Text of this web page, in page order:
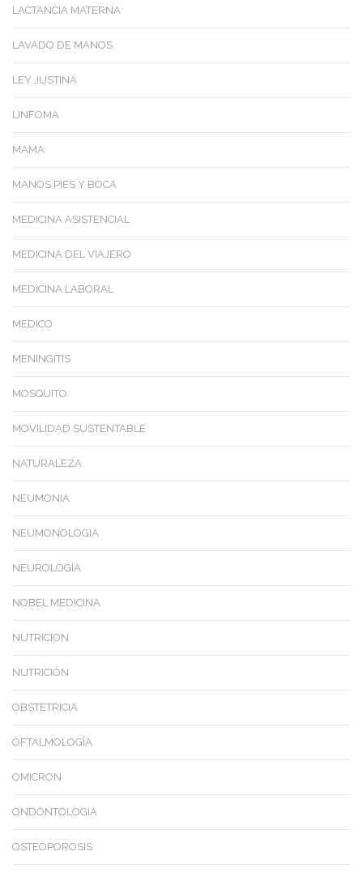
LACTANCIA MATERNA
LAVADO DE MANOS
LEY JUSTINA
LINFOMA
MAMA
MANOS PIES Y BOCA
MEDICINA ASISTENCIAL
MEDICINA DEL VIAJERO
MEDICINA LABORAL
MEDICO
MENINGITIS
MOSQUITO
MOVILIDAD SUSTENTABLE
NATURALEZA
NEUMONIA
NEUMONOLOGIA
NEUROLOGIA
NOBEL MEDICINA
NUTRICION
NUTRICIÓN
OBSTETRICIA
OFTALMOLOGÍA
OMICRON
ONDONTOLOGIA
OSTEOPOROSIS